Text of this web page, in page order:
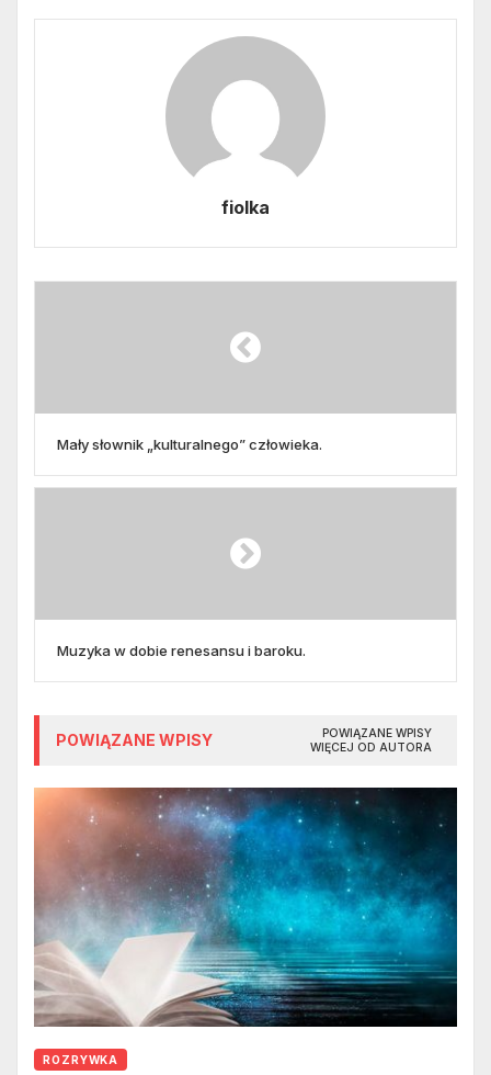
fiolka
Mały słownik „kulturalnego” człowieka.
Muzyka w dobie renesansu i baroku.
POWIĄZANE WPISY
POWIĄZANE WPISY
WIĘCEJ OD AUTORA
ROZRYWKA